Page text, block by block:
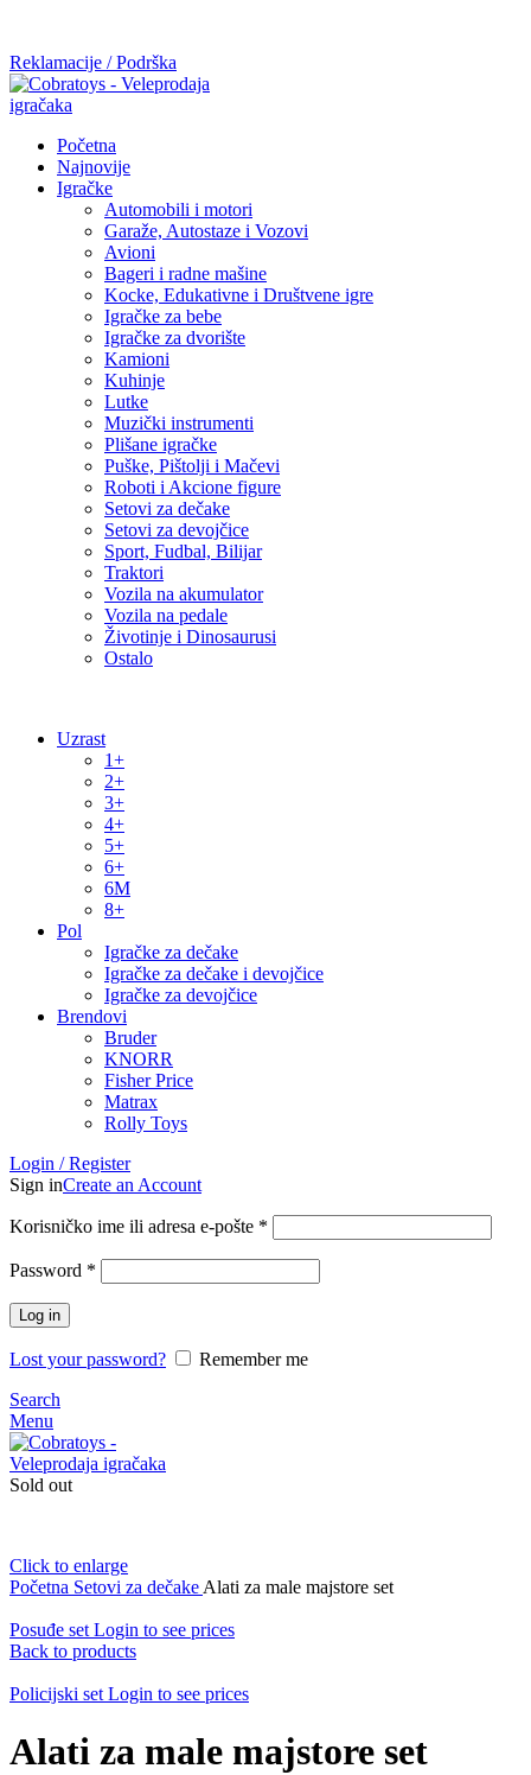
Reklamacije / Podrška
Početna
Najnovije
Igračke
Automobili i motori
Garaže, Autostaze i Vozovi
Avioni
Bageri i radne mašine
Kocke, Edukativne i Društvene igre
Igračke za bebe
Igračke za dvorište
Kamioni
Kuhinje
Lutke
Muzički instrumenti
Plišane igračke
Puške, Pištolji i Mačevi
Roboti i Akcione figure
Setovi za dečake
Setovi za devojčice
Sport, Fudbal, Bilijar
Traktori
Vozila na akumulator
Vozila na pedale
Životinje i Dinosaurusi
Ostalo
Uzrast
1+
2+
3+
4+
5+
6+
6M
8+
Pol
Igračke za dečake
Igračke za dečake i devojčice
Igračke za devojčice
Brendovi
Bruder
KNORR
Fisher Price
Matrax
Rolly Toys
Login / Register
Sign inCreate an Account
Korisničko ime ili adresa e-pošte *
Password *
Log in
Lost your password?
Remember me
Search
Menu
Sold out
Click to enlarge
Početna Setovi za dečake Alati za male majstore set
Posuđe set Login to see prices
Back to products
Policijski set Login to see prices
Alati za male majstore set